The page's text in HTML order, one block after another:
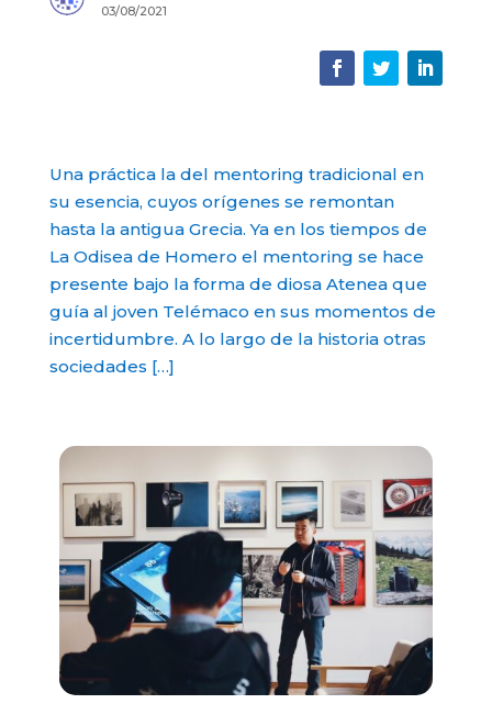
03/08/2021
Una práctica la del mentoring tradicional en
su esencia, cuyos orígenes se remontan
hasta la antigua Grecia. Ya en los tiempos de
La Odisea de Homero el mentoring se hace
presente bajo la forma de diosa Atenea que
guía al joven Telémaco en sus momentos de
incertidumbre. A lo largo de la historia otras
sociedades […]